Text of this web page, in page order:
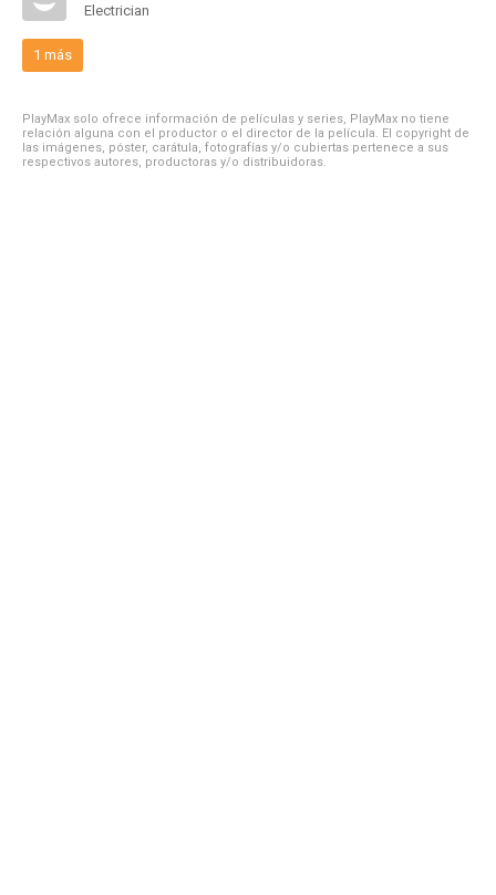
Electrician
1 más
PlayMax solo ofrece información de películas y series, PlayMax no tiene
relación alguna con el productor o el director de la película. El copyright de
las imágenes, póster, carátula, fotografías y/o cubiertas pertenece a sus
respectivos autores, productoras y/o distribuidoras.